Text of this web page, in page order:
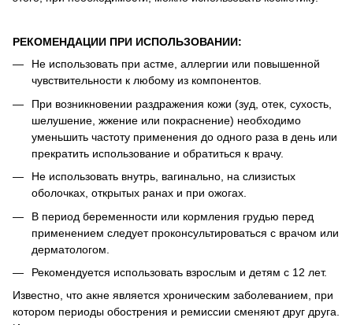
РЕКОМЕНДАЦИИ ПРИ ИСПОЛЬЗОВАНИИ:
Не использовать при астме, аллергии или повышенной
чувствительности к любому из компонентов.
При возникновении раздражения кожи (зуд, отек, сухость,
шелушение, жжение или покраснение) необходимо
уменьшить частоту применения до одного раза в день или
прекратить использование и обратиться к врачу.
Не использовать внутрь, вагинально, на слизистых
оболочках, открытых ранах и при ожогах.
В период беременности или кормления грудью перед
применением следует проконсультироваться с врачом или
дерматологом.
Рекомендуется использовать взрослым и детям с 12 лет.
Известно, что акне является хроническим заболеванием, при
котором периоды обострения и ремиссии сменяют друг друга.